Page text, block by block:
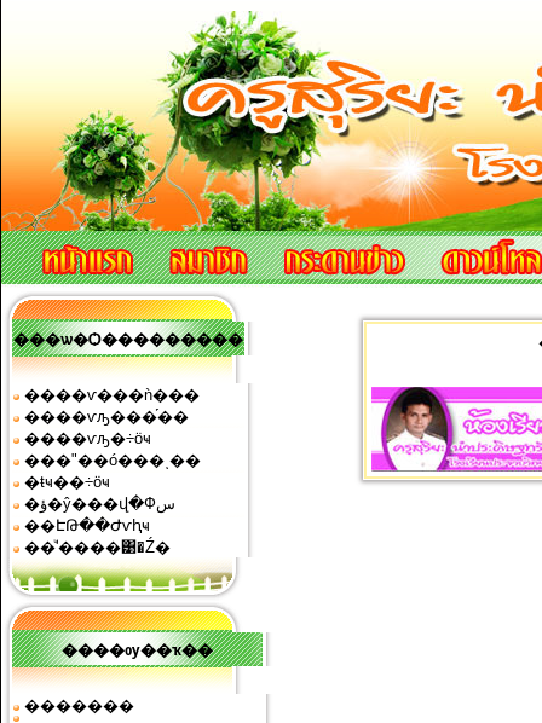
���ѡ�Ѻ���������
����ѵ���ǹ���
����ѵԡ���֡��
����ѵԡ�÷ӧҹ
���ʺ��ó���ͺ��
�ŧҹ��÷ӧҹ
�ؤ�ŷ���վ�Фس
��ԷԹ��Ժѵԧҹ
��ͧʹ����͹�Ź�
����ѹ��ҡ��
�������